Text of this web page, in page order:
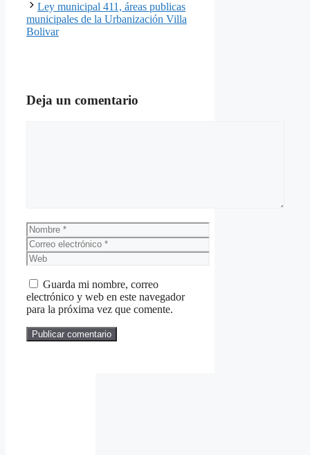
Ley municipal 411, áreas publicas
municipales de la Urbanización Villa
Bolivar
Deja un comentario
Nombre
Correo
electrónico
Web
Guarda mi nombre, correo
electrónico y web en este navegador
para la próxima vez que comente.